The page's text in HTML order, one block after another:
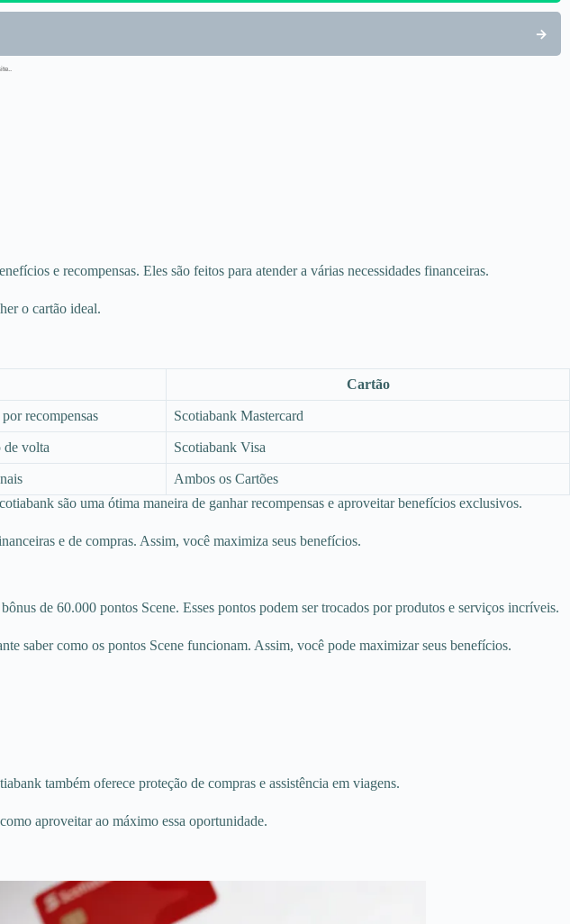
→
e recompensas. Eles são feitos para atender a várias necessidades financeiras.
o cartão ideal.
Cartão
recompensas Scotiabank Mastercard
de volta Scotiabank Visa
Ambos os Cartões
são uma ótima maneira de ganhar recompensas e aproveitar benefícios exclusivos.
e de compras. Assim, você maximiza seus benefícios.
de 60.000 pontos Scene. Esses pontos podem ser trocados por produtos e serviços incríveis.
saber como os pontos Scene funcionam. Assim, você pode maximizar seus benefícios.
também oferece proteção de compras e assistência em viagens.
aproveitar ao máximo essa oportunidade.